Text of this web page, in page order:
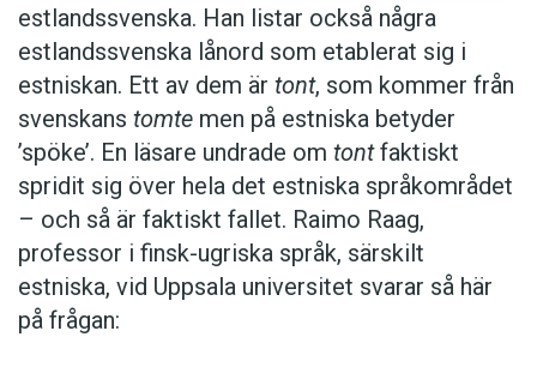
estlandssvenska. Han listar också några
estlandssvenska lånord som etablerat sig i
estniskan. Ett av dem är tont, som kommer från
svenskans tomte men på estniska betyder
’spöke’. En läsare undrade om tontfaktiskt
spridit sig över hela det estniska språkområdet
– och så är faktiskt fallet. Raimo Raag,
professor i finsk-ugriska språk, särskilt
estniska, vid Uppsala universitet svarar så här
på frågan: